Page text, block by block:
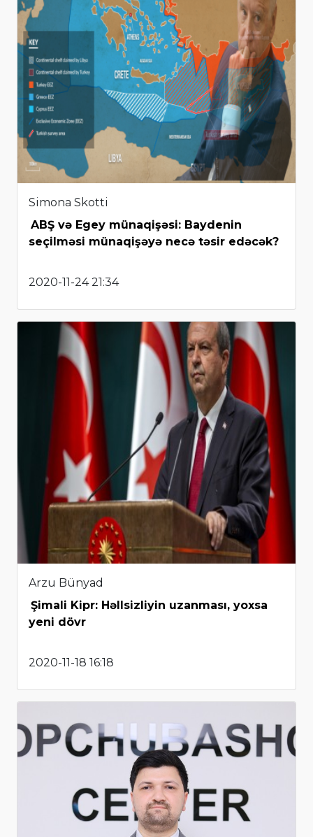
Simona Skotti
ABŞ və Egey münaqişəsi: Baydenin
seçilməsi münaqişəyə necə təsir edəcək?
2020-11-24 21:34
Arzu Bünyad
Şimali Kipr: Həllsizliyin uzanması, yoxsa
yeni dövr
2020-11-18 16:18